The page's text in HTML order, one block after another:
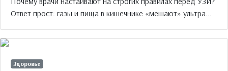
Ответ прост: газы и пища в кишечнике «мешают» ультра...
Здоровье